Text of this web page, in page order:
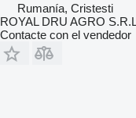
Rumanía, Cristesti
ROYAL DRU AGRO
Contacte con el vendedor